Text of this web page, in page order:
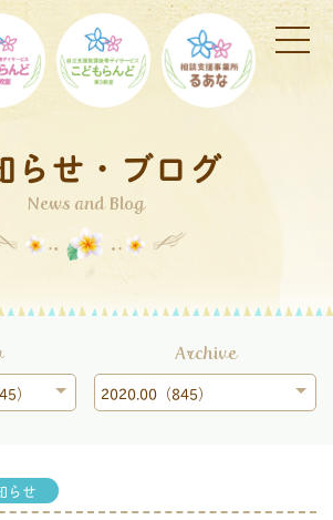
らせ・ブログ
News and Blog
）
Archive
2020.00（845）
らせ